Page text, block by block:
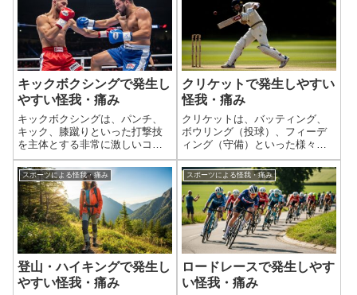
キックボクシングで発生し
やすい怪我・痛み
キックボクシングは、パンチ、
キック、膝蹴りといった打撃技
を主体とする非常に激しいコン
タクトスポーツです。そのた
め、選手間の直接的なコンタク
トや、打撃による衝撃が頻繁に
発生し、重篤な怪我のリスクが
高い競技です。特に、頭部・顔
面への打撃による脳...
クリケットで発生しやすい
怪我・痛み
クリケットは、バッティング、
ボウリング（投球）、フィーデ
ィング（守備）といった様々な
動作が組み合わさったスポーツ
であり、長時間にわたるプレー
や、瞬間的な爆発的な動き、そ
して固いボール（クリケットボ
ール）の高速移動を伴います。
そのため、オーバ...
スポーツによる怪我・痛み
登山・ハイキングで発生し
やすい怪我・痛み
スポーツによる怪我・痛み
ロードレースで発生しやす
い怪我・痛み